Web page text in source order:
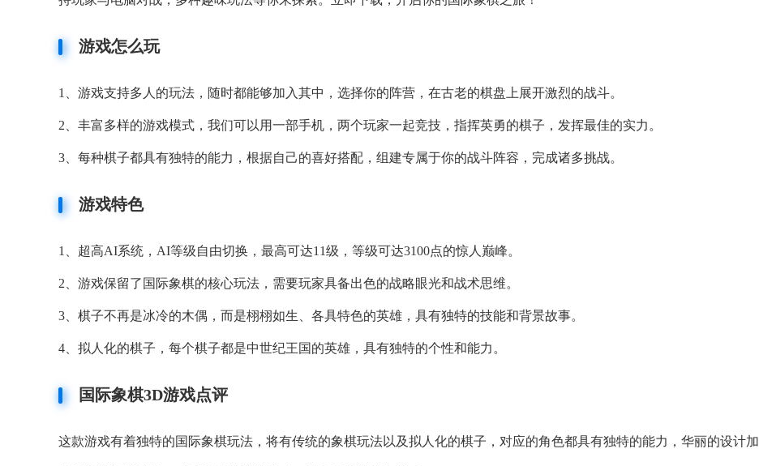
游戏怎么玩
1、游戏支持多人的玩法，随时都能够加入其中，选择你的阵营，在古老的棋盘上展开激烈的战斗。
2、丰富多样的游戏模式，我们可以用一部手机，两个玩家一起竞技，指挥英勇的棋子，发挥最佳的实力。
3、每种棋子都具有独特的能力，根据自己的喜好搭配，组建专属于你的战斗阵容，完成诸多挑战。
游戏特色
1、超高AI系统，AI等级自由切换，最高可达11级，等级可达3100点的惊人巅峰。
2、游戏保留了国际象棋的核心玩法，需要玩家具备出色的战略眼光和战术思维。
3、棋子不再是冰冷的木偶，而是栩栩如生、各具特色的英雄，具有独特的技能和背景故事。
4、拟人化的棋子，每个棋子都是中世纪王国的英雄，具有独特的个性和能力。
国际象棋3D游戏点评
这款游戏有着独特的国际象棋玩法，将有传统的象棋玩法以及拟人化的棋子，对应的角色都具有独特的能力，华丽的设计加